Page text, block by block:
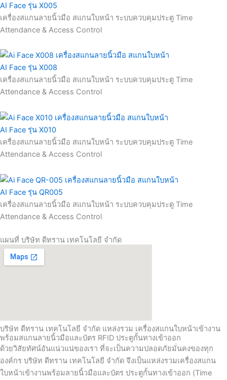
AI Face รุ่น X005
เครื่องสแกนลายนิ้วมือ สแกนใบหน้า ระบบควบคุมประตู Time
Attendance & Access Control
AI Face รุ่น X008
เครื่องสแกนลายนิ้วมือ สแกนใบหน้า ระบบควบคุมประตู Time
Attendance & Access Control
AI Face รุ่น X010
เครื่องสแกนลายนิ้วมือ สแกนใบหน้า ระบบควบคุมประตู Time
Attendance & Access Control
AI Face รุ่น QR005
เครื่องสแกนลายนิ้วมือ สแกนใบหน้า ระบบควบคุมประตู Time
Attendance & Access Control
แผนที่ บริษัท ดีทราน เทคโนโลยี จำกัด
บริษัท ดีทราน เทคโนโลยี จำกัด แหล่งรวม เครื่องสแกนใบหน้าเข้างาน
พร้อมสแกนลายนิ้วมือและบัตร RFID ประตูกั้นทางเข้าออก
ด้วยวิสัยทัศน์อันแน่วแน่ของเรา ที่จะเป็นความปลอดภัยมั่นคงของทุก
องค์กร บริษัท ดีทราน เทคโนโลยี จำกัด จึงเป็นแหล่งรวมเครื่องสแกน
ใบหน้าเข้างานพร้อมลายนิ้วมือและบัตร ประตูกั้นทางเข้าออก (Time